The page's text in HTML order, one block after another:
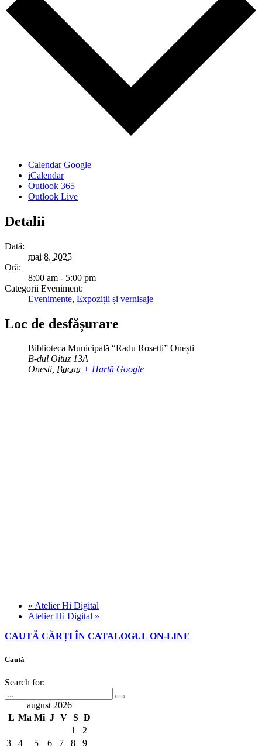
Calendar Google
iCalendar
Outlook 365
Outlook Live
Detalii
Dată:
mai 8, 2025
Oră:
8:00 am - 5:00 pm
Categorii Eveniment:
Evenimente, Expoziții și vernisaje
Loc de desfășurare
Biblioteca Municipală “Radu Rosetti” Onești
B-dul Oituz 13A
Onesti, Bacau + Hartă Google
« Atelier Hi Digital
Atelier Hi Digital »
CAUTĂ CĂRȚI ÎN CATALOGUL ON-LINE
Caută
Search for:
august 2026
L Ma Mi J V S D
1
2
3
4 5 6 7 8
9